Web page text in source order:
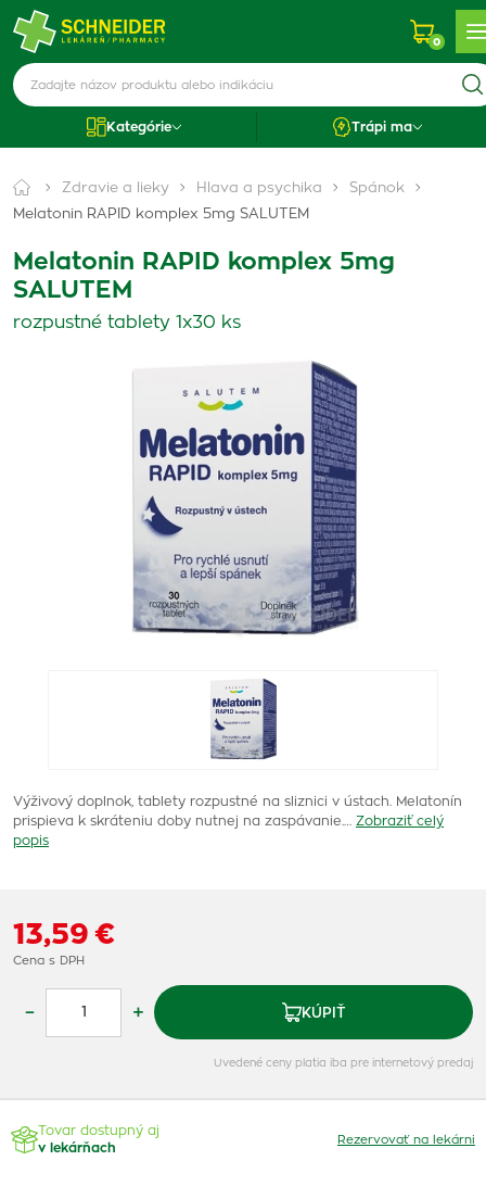
0
Kategórie Trápi ma
Zdravie a lieky Hlava a psychika
Spánok
Melatonin RAPID komplex 5mg SALUTEM
Melatonin RAPID komplex 5mg
SALUTEM
rozpustné tablety 1x30 ks
Výživový doplnok, tablety rozpustné na sliznici v ústach. Melatonín
prispieva k skráteniu doby nutnej na zaspávanie.…
Zobraziť celý
popis
13,59 €
Cena s DPH
– + KÚPIŤ
Uvedené ceny platia iba pre internetový predaj
Tovar dostupný aj
v lekárňach
Rezervovať na lekárni